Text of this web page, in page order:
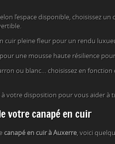
l’espace disponible, choisissez
cuir pleine fleur pour un rendu
une mousse haute résilience
ou blanc… choisissez en
votre disposition pour vous aider à
votre canapé en cuir
canapé en cuir à Auxerre, voici